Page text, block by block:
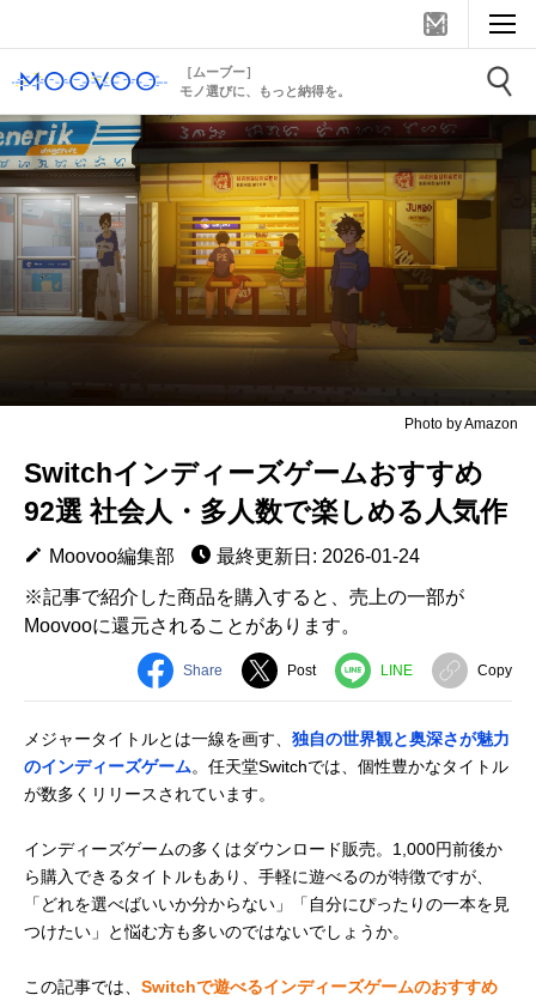
［ムーブー］
モノ選びに、もっと納得を。
Photo by Amazon
Switchインディーズゲームおすすめ
92選 社会人・多人数で楽しめる人気作
Moovoo編集部
最終更新日: 2026-01-24
※記事で紹介した商品を購入すると、売上の一部が
Moovooに還元されることがあります。
Share Post LINE Copy
メジャータイトルとは一線を画す、 独自の世界観と奥深さが魅力
のインディーズゲーム。任天堂Switchでは、個性豊かなタイトル
が数多くリリースされています。
インディーズゲームの多くはダウンロード販売。1,000円前後か
ら購入できるタイトルもあり、手軽に遊べるのが特徴ですが、
「どれを選べばいいか分からない」「自分にぴったりの一本を見
つけたい」と悩む方も多いのではないでしょうか。
この記事では、 Switchで遊べるインディーズゲームのおすすめ